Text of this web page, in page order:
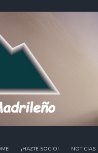
¡HAZTE SOCIO! NOTICIAS